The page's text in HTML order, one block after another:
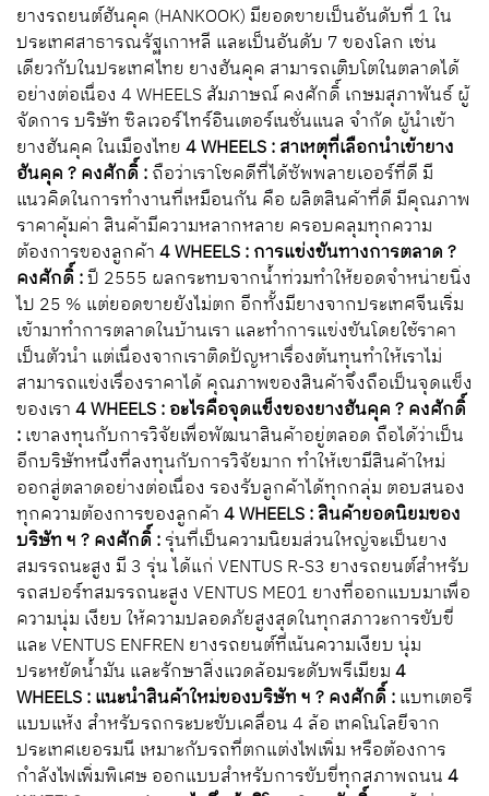
ยางรถยนต์ฮันคุค (HANKOOK) มียอดขายเป็นอันดับที่ 1 ใน
ประเทศสาธารณรัฐเกาหลี และเป็นอันดับ 7 ของโลก เช่น
เดียวกับในประเทศไทย ยางฮันคุค สามารถเติบโตในตลาดได้
อย่างต่อเนื่อง 4 WHEELS สัมภาษณ์ คงศักดิ์ เกษมสุภาพันธ์ ผู้
จัดการ บริษัท ซิลเวอร์ไทร์อินเตอร์เนชั่นแนล จำกัด ผู้นำเข้า
ยางฮันคุค ในเมืองไทย 4 WHEELS : สาเหตุที่เลือกนำเข้ายาง
ฮันคุค ?คงศักดิ์ :ถือว่าเราโชคดีที่ได้ซัพพลายเออร์ที่ดี มี
แนวคิดในการทำงานที่เหมือนกัน คือ ผลิตสินค้าที่ดี มีคุณภาพ
ราคาคุ้มค่า สินค้ามีความหลากหลาย ครอบคลุมทุกความ
ต้องการของลูกค้า4 WHEELS : การแข่งขันทางการตลาด ?
คงศักดิ์ :ปี 2555 ผลกระทบจากน้ำท่วมทำให้ยอดจำหน่ายนิ่ง
ไป 25 % แต่ยอดขายยังไม่ตก อีกทั้งมียางจากประเทศจีนเริ่ม
เข้ามาทำการตลาดในบ้านเรา และทำการแข่งขันโดยใช้ราคา
เป็นตัวนำ แต่เนื่องจากเราติดปัญหาเรื่องต้นทุนทำให้เราไม่
สามารถแข่งเรื่องราคาได้ คุณภาพของสินค้าจึงถือเป็นจุดแข็ง
ของเรา4 WHEELS : อะไรคือจุดแข็งของยางฮันคุค ?คงศักดิ์
:เขาลงทุนกับการวิจัยเพื่อพัฒนาสินค้าอยู่ตลอด ถือได้ว่าเป็น
อีกบริษัทหนึ่งที่ลงทุนกับการวิจัยมาก ทำให้เขามีสินค้าใหม่
ออกสู่ตลาดอย่างต่อเนื่อง รองรับลูกค้าได้ทุกกลุ่ม ตอบสนอง
ทุกความต้องการของลูกค้า4 WHEELS : สินค้ายอดนิยมของ
บริษัท ฯ ?คงศักดิ์ :รุ่นที่เป็นความนิยมส่วนใหญ่จะเป็นยาง
สมรรถนะสูง มี 3 รุ่น ได้แก่ VENTUS R-S3 ยางรถยนต์สำหรับ
รถสปอร์ทสมรรถนะสูง VENTUS ME01 ยางที่ออกแบบมาเพื่อ
ความนุ่ม เงียบ ให้ความปลอดภัยสูงสุดในทุกสภาวะการขับขี่
และ VENTUS ENFREN ยางรถยนต์ที่เน้นความเงียบ นุ่ม
ประหยัดน้ำมัน และรักษาสิ่งแวดล้อมระดับพรีเมียม4
WHEELS : แนะนำสินค้าใหม่ของบริษัท ฯ ?คงศักดิ์ :แบทเตอรี
แบบแห้ง สำหรับรถกระบะขับเคลื่อน 4 ล้อ เทคโนโลยีจาก
ประเทศเยอรมนี เหมาะกับรถที่ตกแต่งไฟเพิ่ม หรือต้องการ
กำลังไฟเพิ่มพิเศษ ออกแบบสำหรับการขับขี่ทุกสภาพถนน4